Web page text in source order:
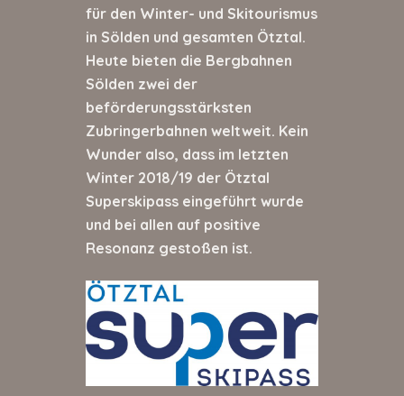
für den Winter- und Skitourismus
in Sölden und gesamten Ötztal.
Heute bieten die Bergbahnen
Sölden zwei der
beförderungsstärksten
Zubringerbahnen weltweit. Kein
Wunder also, dass im letzten
Winter 2018/19 der Ötztal
Superskipass eingeführt wurde
und bei allen auf positive
Resonanz gestoßen ist.